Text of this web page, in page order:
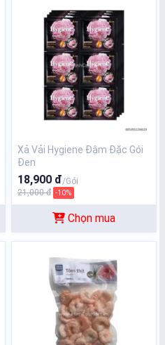
Xả Vải Hygiene Đậm Đặc Gói
Đen
18,900 đ/Gói
21,000 đ -10%
Chọn mua